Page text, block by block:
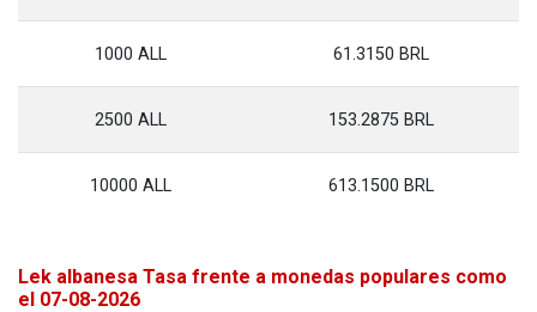
1000 ALL 61.3150 BRL
2500 ALL 153.2875 BRL
10000 ALL 613.1500 BRL
Lek albanesa Tasa frente a monedas populares como
el 07-08-2026